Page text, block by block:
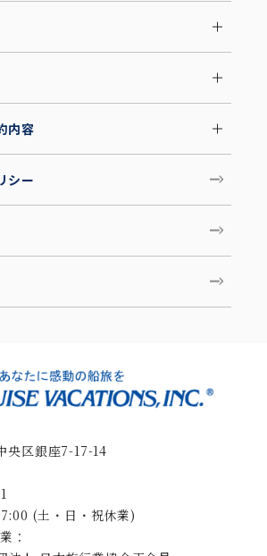
内容
シー
央区銀座7-17-14
(土・日・祝休業)
：